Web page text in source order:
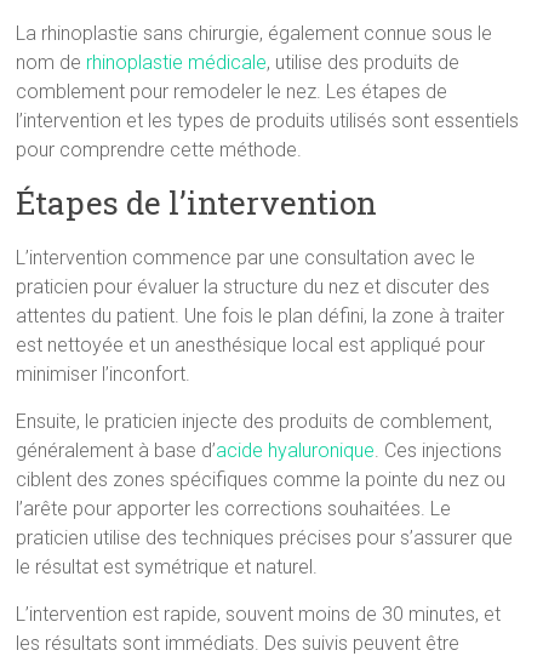
La rhinoplastie sans chirurgie, également connue sous le
nom de rhinoplastie médicale, utilise des produits de
comblement pour remodeler le nez. Les étapes de
l’intervention et les types de produits utilisés sont essentiels
pour comprendre cette méthode.
Étapes de l’intervention
L’intervention commence par une consultation avec le
praticien pour évaluer la structure du nez et discuter des
attentes du patient. Une fois le plan défini, la zone à traiter
est nettoyée et un anesthésique local est appliqué pour
minimiser l’inconfort.
Ensuite, le praticien injecte des produits de comblement,
généralement à base d’acide hyaluronique. Ces injections
ciblent des zones spécifiques comme la pointe du nez ou
l’arête pour apporter les corrections souhaitées. Le
praticien utilise des techniques précises pour s’assurer que
le résultat est symétrique et naturel.
L’intervention est rapide, souvent moins de 30 minutes, et
les résultats sont immédiats. Des suivis peuvent être